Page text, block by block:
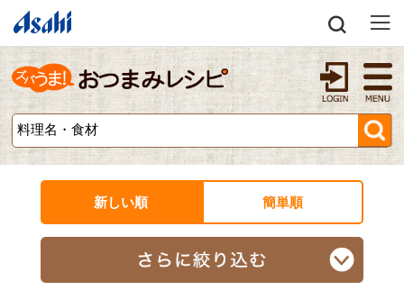
新しい順 簡単順